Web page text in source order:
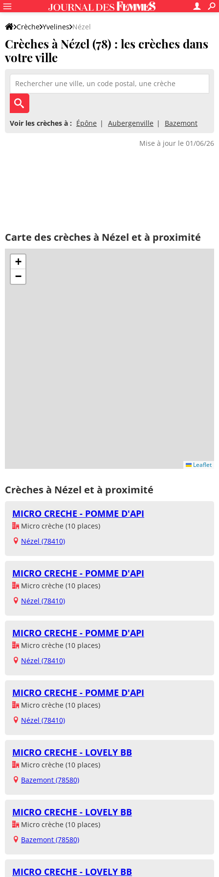
Crèche Yvelines Nézel
Crèches à Nézel (78) : les crèches dans
votre ville
Voir les crèches à : Épône Aubergenville Bazemont
Mise à jour le 01/06/26
Carte des crèches à Nézel et à proximité
+
−
Leaflet
Crèches à Nézel et à proximité
MICRO CRECHE - POMME D'API
Micro crèche (10 places)
Nézel (78410)
MICRO CRECHE - POMME D'API
Micro crèche (10 places)
Nézel (78410)
MICRO CRECHE - POMME D'API
Micro crèche (10 places)
Nézel (78410)
MICRO CRECHE - POMME D'API
Micro crèche (10 places)
Nézel (78410)
MICRO CRECHE - LOVELY BB
Micro crèche (10 places)
Bazemont (78580)
MICRO CRECHE - LOVELY BB
Micro crèche (10 places)
Bazemont (78580)
MICRO CRECHE - LOVELY BB